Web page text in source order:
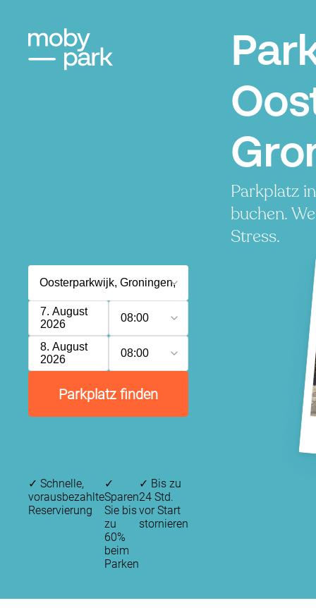
Parkplatz
buchen.
Stress.
7. August
2026
08:00
8. August
2026
08:00
Parkplatz finden
✓ Schnelle,
vorausbezahlte
Reservierung
✓
Sparen
Sie bis
zu
60%
beim
Parken
✓ Bis zu
24 Std.
vor Start
stornieren